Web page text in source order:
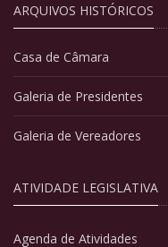
ARQUIVOS HISTÓRICOS
Casa de Câmara
Galeria de Presidentes
Galeria de Vereadores
ATIVIDADE LEGISLATIVA
Agenda de Atividades